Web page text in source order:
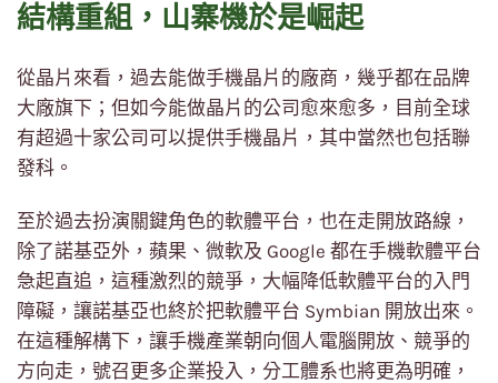
結構重組，山寨機於是崛起
從晶片來看，過去能做手機晶片的廠商，幾乎都在品牌
大廠旗下；但如今能做晶片的公司愈來愈多，目前全球
有超過十家公司可以提供手機晶片，其中當然也包括聯
發科。
至於過去扮演關鍵角色的軟體平台，也在走開放路線，
除了諾基亞外，蘋果、微軟及 Google 都在手機軟體平台
急起直追，這種激烈的競爭，大幅降低軟體平台的入門
障礙，讓諾基亞也終於把軟體平台 Symbian 開放出來。
在這種解構下，讓手機產業朝向個人電腦開放、競爭的
方向走，號召更多企業投入，分工體系也將更為明確，